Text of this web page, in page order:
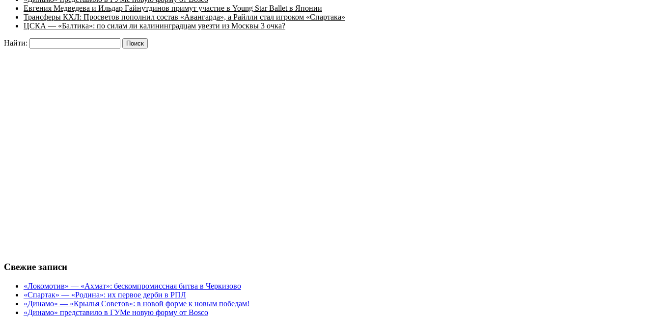
Евгения Медведева и Ильдар Гайнутдинов примут участие в Young Star Ballet в Японии
Трансферы КХЛ: Просветов пополнил состав «Авангарда», а Райлли стал игроком «Спартака»
ЦСКА — «Балтика»: по силам ли калининградцам увезти из Москвы 3 очка?
Найти:
Свежие записи
«Локомотив» — «Ахмат»: бескомпромиссная битва в Черкизово
«Спартак» — «Родина»: их первое дерби в РПЛ
«Динамо» — «Крылья Советов»: в новой форме к новым победам!
«Динамо» представило в ГУМе новую форму от Bosco